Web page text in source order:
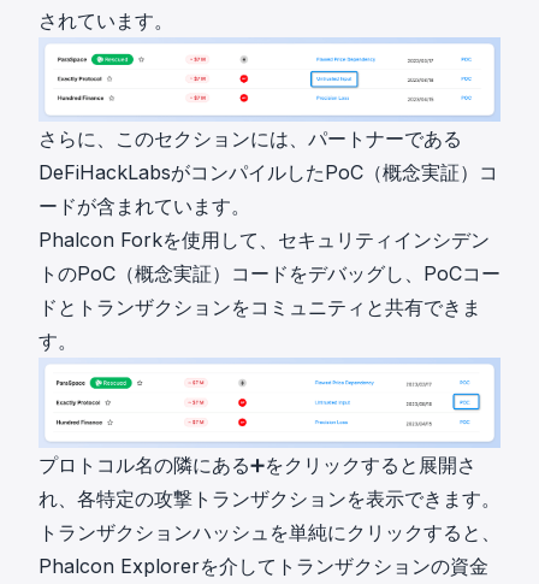
されています。
さらに、このセクションには、パートナーである
DeFiHackLabsがコンパイルしたPoC（概念実証）コ
ードが含まれています。
Phalcon Forkを使用して、セキュリティインシデン
トのPoC（概念実証）コードをデバッグし、PoCコー
ドとトランザクションをコミュニティと共有できま
す。
プロトコル名の隣にある➕をクリックすると展開さ
れ、各特定の攻撃トランザクションを表示できます。
トランザクションハッシュを単純にクリックすると、
Phalcon Explorerを介してトランザクションの資金